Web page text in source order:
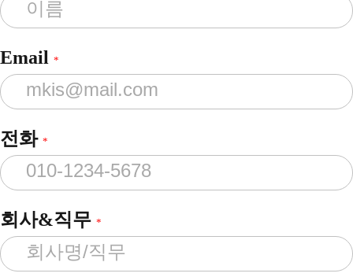
Email *
전화 *
회사&직무 *